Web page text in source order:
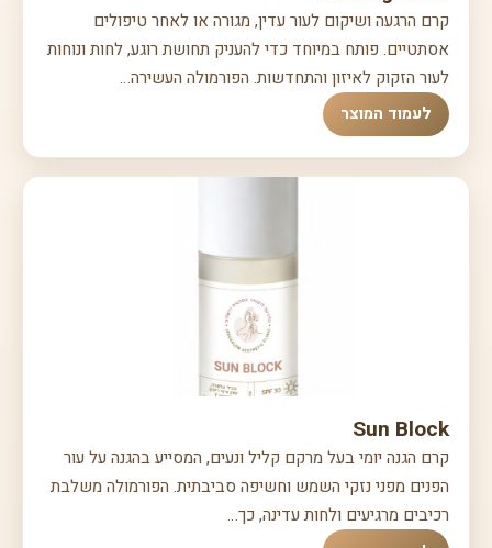
קרם הרגעה ושיקום לעור עדין, מגורה או לאחר טיפולים
אסתטיים. פותח במיוחד כדי להעניק תחושת רוגע, לחות ונוחות
לעור הזקוק לאיזון והתחדשות. הפורמולה העשירה…
לעמוד המוצר
Sun Block
קרם הגנה יומי בעל מרקם קליל ונעים, המסייע בהגנה על עור
הפנים מפני נזקי השמש וחשיפה סביבתית. הפורמולה משלבת
רכיבים מרגיעים ולחות עדינה, כך…